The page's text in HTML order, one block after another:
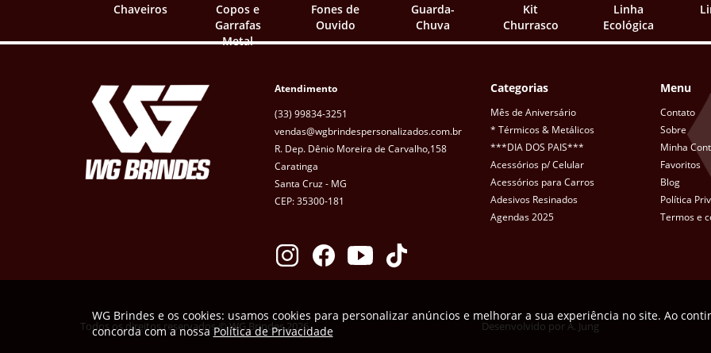
Chaveiros
Copos e
Garrafas
Metal
Fones de
Ouvido
Guarda-
Chuva
Kit
Churrasco
Linha
Ecológica
Atendimento
(33) 99834-3251
vendas@wgbrindespersonalizados.com.br
R. Dep. Dênio Moreira de Carvalho,158
Caratinga
Santa Cruz - MG
CEP: 35300-181
Categorias
Mês de Aniversário
* Térmicos & Metálicos
***DIA DOS PAIS***
Acessórios p/ Celular
Acessórios para Carros
Adesivos Resinados
Agendas 2025
Menu
Contato
Sobre
Minha
Favoritos
Blog
Política
Termos e
Todos os direitos reservados © WG Brindes 2026 Desenvolvido porA. Jung
WG Brindes e os cookies: usamos cookies para personalizar anúncios e melhorar a sua experiência no site. Ao
concorda com a nossaPolítica de Privacidade